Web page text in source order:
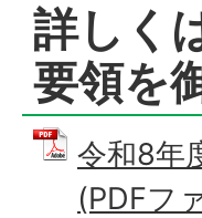
詳しく
要領を
令和8年
(PDFフ